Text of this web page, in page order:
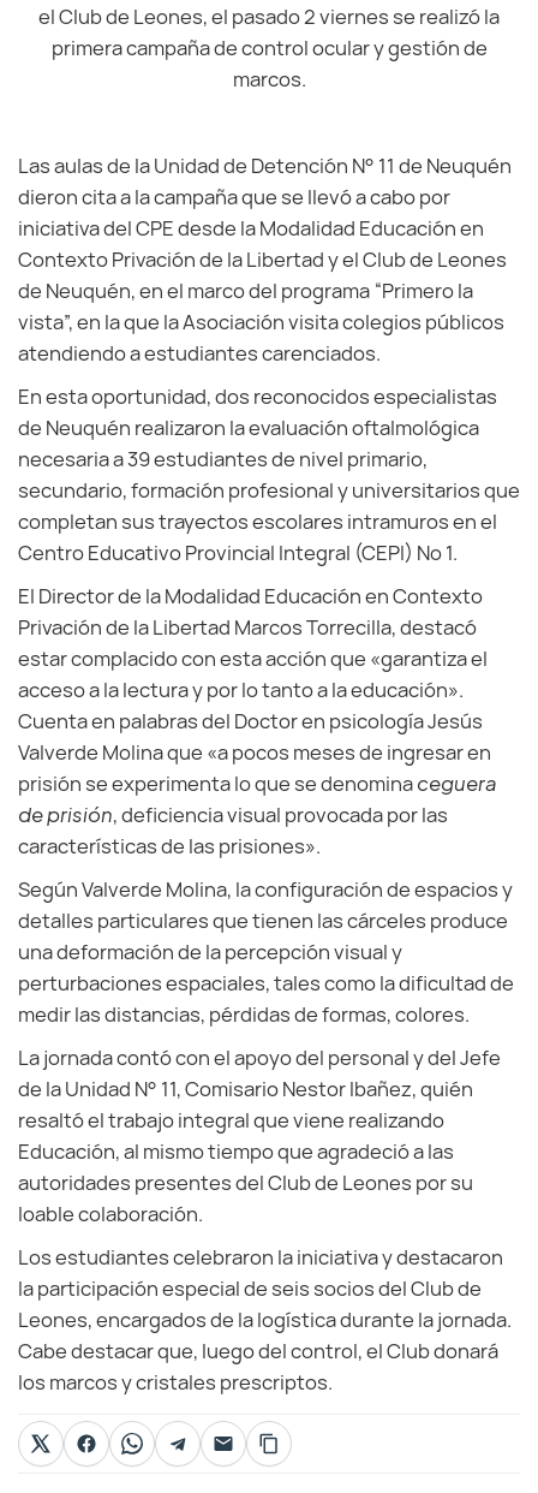
el Club de Leones, el pasado 2 viernes se realizó la
primera campaña de control ocular y gestión de
marcos.
Las aulas de la Unidad de Detención N° 11 de Neuquén
dieron cita a la campaña que se llevó a cabo por
iniciativa del CPE desde la Modalidad Educación en
Contexto Privación de la Libertad y el Club de Leones
de Neuquén, en el marco del programa “Primero la
vista”, en la que la Asociación visita colegios públicos
atendiendo a estudiantes carenciados.
En esta oportunidad, dos reconocidos especialistas
de Neuquén realizaron la evaluación oftalmológica
necesaria a 39 estudiantes de nivel primario,
secundario, formación profesional y universitarios que
completan sus trayectos escolares intramuros en el
Centro Educativo Provincial Integral (CEPI) Nº 1.
El Director de la Modalidad Educación en Contexto
Privación de la Libertad Marcos Torrecilla, destacó
estar complacido con esta acción que «garantiza el
acceso a la lectura y por lo tanto a la educación».
Cuenta en palabras del Doctor en psicología Jesús
Valverde Molina que «a pocos meses de ingresar en
prisión se experimenta lo que se denominaceguera
de prisión, deficiencia visual provocada por las
características de las prisiones».
Según Valverde Molina, la configuración de espacios y
detalles particulares que tienen las cárceles produce
una deformación de la percepción visual y
perturbaciones espaciales, tales como la dificultad de
medir las distancias, pérdidas de formas, colores.
La jornada contó con el apoyo del personal y del Jefe
de la Unidad N° 11, Comisario Nestor Ibañez, quién
resaltó el trabajo integral que viene realizando
Educación, al mismo tiempo que agradeció a las
autoridades presentes del Club de Leones por su
loable colaboración.
Los estudiantes celebraron la iniciativa y destacaron
la participación especial de seis socios del Club de
Leones, encargados de la logística durante la jornada.
Cabe destacar que, luego del control, el Club donará
los marcos y cristales prescriptos.